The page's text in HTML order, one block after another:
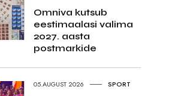
Omniva kutsub
eestimaalasi valima
2027. aasta
postmarkide
05.AUGUST 2026 SPORT